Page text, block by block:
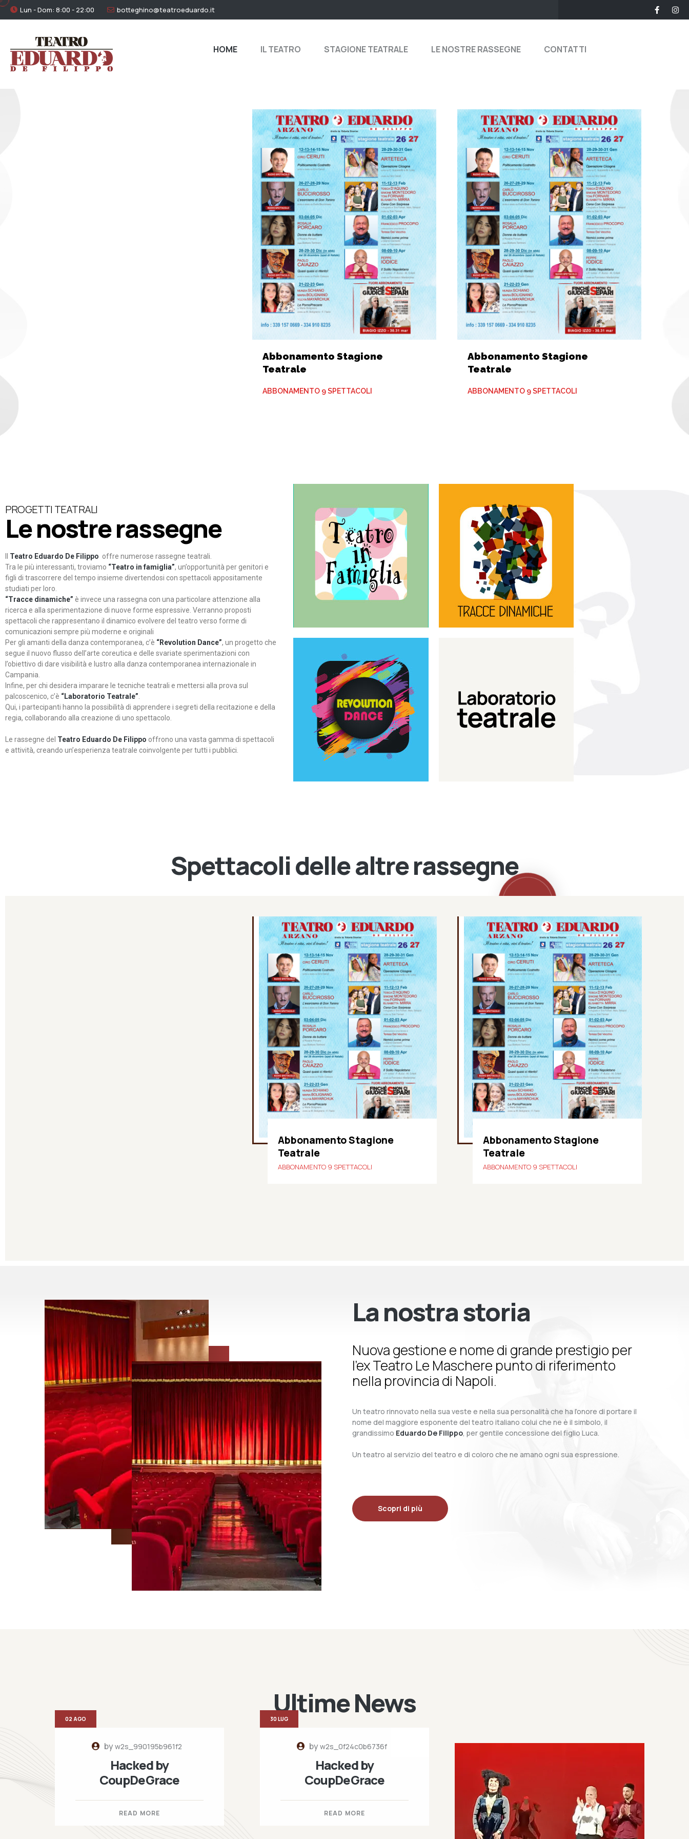
Lun - Dom: 8:00 - 22:00 botteghino@teatroeduardo.it
HOME IL TEATRO STAGIONE TEATRALE LE NOSTRE RASSEGNE CONTATTI
Abbonamento Stagione
Teatrale
ABBONAMENTO 9 SPETTACOLI
Abbonamento Stagione
Teatrale
ABBONAMENTO 9 SPETTACOLI
PROGETTI TEATRALI
Le nostre rassegne
Teatro Eduardo De Filippo offre numerose rassegne teatrali.
Tra le più interessanti, troviamo “Teatro in famiglia”, un’opportunità per genitori e
figli di trascorrere del tempo insieme divertendosi con spettacoli appositamente
studiati per loro.
“Tracce dinamiche” è invece una rassegna con una particolare attenzione alla
ricerca e alla sperimentazione di nuove forme espressive. Verranno proposti
spettacoli che rappresentano il dinamico evolvere del teatro verso forme di
comunicazioni sempre più moderne e originali
Per gli amanti della danza contemporanea, c’è “Revolution Dance”, un progetto che
segue il nuovo flusso dell’arte coreutica e delle svariate sperimentazioni con
l’obiettivo di dare visibilità e lustro alla danza contemporanea internazionale in
Campania.
Infine, per chi desidera imparare le tecniche teatrali e mettersi alla prova sul
palcoscenico, c’è “Laboratorio Teatrale”
Qui, i partecipanti hanno la possibilità di apprendere i segreti della recitazione e della
regia, collaborando alla creazione di uno spettacolo.
Le rassegne del Teatro Eduardo De Filippo offrono una vasta gamma di spettacoli
e attività, creando un’esperienza teatrale coinvolgente per tutti i pubblici.
Teatro in famiglia
Teatro In Famiglia è una
rassegna di teatro concepita
per far condividere e godere
del teatro all’intera famiglia.
Continua
Tracce dinamiche
Tracce Dinamiche è una
rassegna di teatro
d’innovazione e sperimentale.
Continua
Revolution Dance
Rassegna di danza
contemporanea – I Edizione
Continua
Laboratorio di teatro del
Teatro Eduardo de Filippo
Spettacoli delle altre rassegne
Abbonamento Stagione
Teatrale
ABBONAMENTO 9 SPETTACOLI
Abbonamento Stagione
Teatrale
ABBONAMENTO 9 SPETTACOLI
La nostra storia
Nuova gestione e nome di grande prestigio per
l’ex Teatro Le Maschere punto di riferimento
nella provincia di Napoli.
Un teatro rinnovato nella sua veste e nella sua personalità che ha l’onore di portare il
nome del maggiore esponente del teatro italiano colui che ne è il simbolo, il
grandissimo Eduardo De Filippo, per gentile concessione del figlio Luca.
Un teatro al servizio del teatro e di coloro che ne amano ogni sua espressione.
Scopri di più
Ultime News
byw2s_990195b961f2
Hacked by
CoupDeGrace
READ MORE
02 AGO
byw2s_0f24c0b6736f
Hacked by
CoupDeGrace
READ MORE
30 LUG